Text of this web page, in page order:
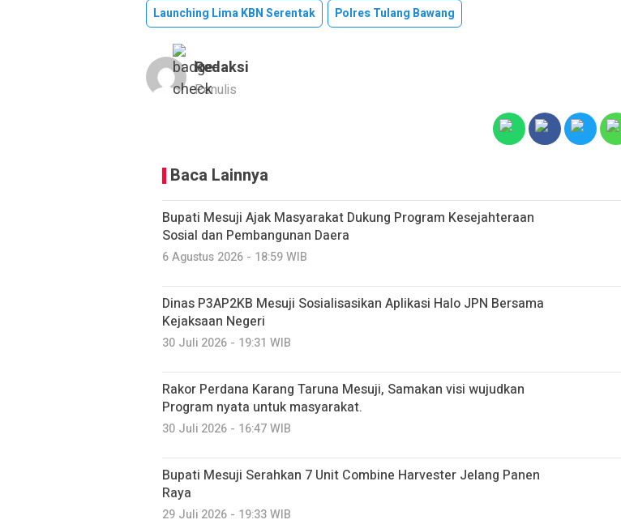
Launching Lima KBN Serentak
Polres Tulang Bawang
Redaksi
Penulis
Baca Lainnya
Bupati Mesuji Ajak Masyarakat Dukung Program Kesejahteraan
Sosial dan Pembangunan Daera
6 Agustus 2026 - 18:59 WIB
Dinas P3AP2KB Mesuji Sosialisasikan Aplikasi Halo JPN Bersama
Kejaksaan Negeri
30 Juli 2026 - 19:31 WIB
Rakor Perdana Karang Taruna Mesuji, Samakan visi wujudkan
Program nyata untuk masyarakat.
30 Juli 2026 - 16:47 WIB
Bupati Mesuji Serahkan 7 Unit Combine Harvester Jelang Panen
Raya
29 Juli 2026 - 19:33 WIB